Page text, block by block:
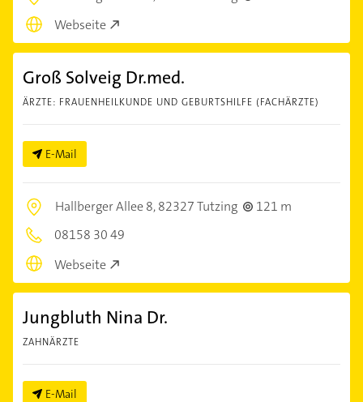
Webseite
Groß Solveig Dr.med.
ÄRZTE: FRAUENHEILKUNDE UND GEBURTSHILFE (FACHÄRZTE)
E-Mail
Hallberger Allee 8,82327 Tutzing
121 m
08158 30 49
Webseite
Jungbluth Nina Dr.
ZAHNÄRZTE
E-Mail